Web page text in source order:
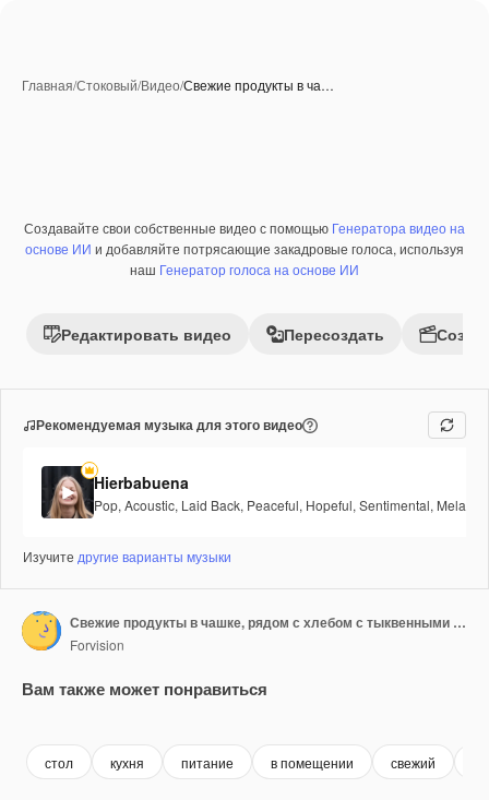
Главная/Стоковый/Видео/Свежие продукты в ча…
Премиум
Создавайте свои собственные видео с помощью Генератора видео на
основе ИИ и добавляйте потрясающие закадровые голоса, используя
наш Генератор голоса на основе ИИ
Редактировать видео Пересоздать
Рекомендуемая музыка для этого видео
Hierbabuena
Pop, Acoustic, Laid Back, Peaceful, Hopeful, Sentimental,
Изучите другие варианты музыки
Свежие продукты в чашке, рядом с хлебом с тыквенными семечками 1
Forvision
Вам также может понравиться
стол кухня питание в помещении свежий